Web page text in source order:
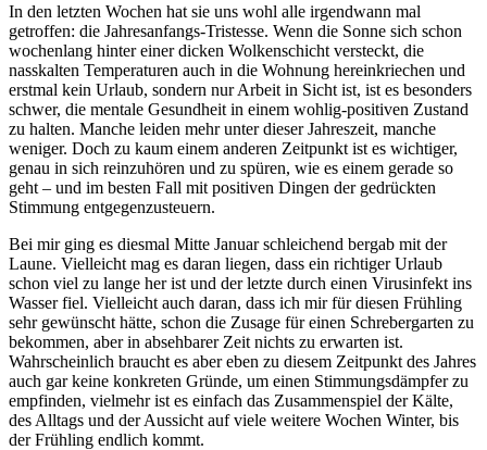
In den letzten Wochen hat sie uns wohl alle irgendwann mal
getroffen: die Jahresanfangs-Tristesse. Wenn die Sonne sich schon
wochenlang hinter einer dicken Wolkenschicht versteckt, die
nasskalten Temperaturen auch in die Wohnung hereinkriechen und
erstmal kein Urlaub, sondern nur Arbeit in Sicht ist, ist es besonders
schwer, die mentale Gesundheit in einem wohlig-positiven Zustand
zu halten. Manche leiden mehr unter dieser Jahreszeit, manche
weniger. Doch zu kaum einem anderen Zeitpunkt ist es wichtiger,
genau in sich reinzuhören und zu spüren, wie es einem gerade so
geht – und im besten Fall mit positiven Dingen der gedrückten
Stimmung entgegenzusteuern.
Bei mir ging es diesmal Mitte Januar schleichend bergab mit der
Laune. Vielleicht mag es daran liegen, dass ein richtiger Urlaub
schon viel zu lange her ist und der letzte durch einen Virusinfekt ins
Wasser fiel. Vielleicht auch daran, dass ich mir für diesen Frühling
sehr gewünscht hätte, schon die Zusage für einen Schrebergarten zu
bekommen, aber in absehbarer Zeit nichts zu erwarten ist.
Wahrscheinlich braucht es aber eben zu diesem Zeitpunkt des Jahres
auch gar keine konkreten Gründe, um einen Stimmungsdämpfer zu
empfinden, vielmehr ist es einfach das Zusammenspiel der Kälte,
des Alltags und der Aussicht auf viele weitere Wochen Winter, bis
der Frühling endlich kommt.